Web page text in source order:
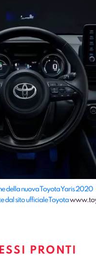
della nuova Toyota Yaris 2020
dal sito ufficiale Toyota
PRONTI